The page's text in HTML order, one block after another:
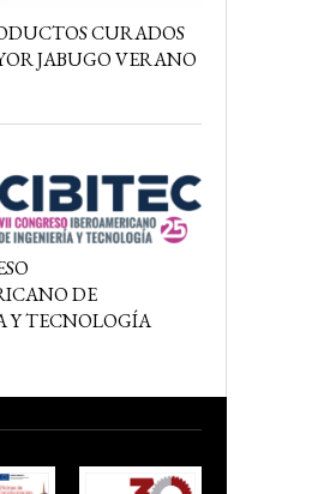
CURADOS
JABUGO VERANO
DE
Y TECNOLOGÍA